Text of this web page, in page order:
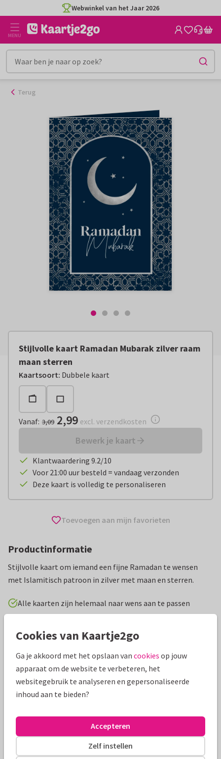
naar
inhoud
Webwinkel van het Jaar 2026
MENU
Terug
Stijlvolle kaart Ramadan Mubarak zilver raam
maan sterren
Kaartsoort: Dubbele kaart
Vanaf: € 2,99 excl. verzendkosten
Vanaf: 3,09 2,99 excl. verzendkosten
Bewerk je kaart
Klantwaardering 9.2/10
Voor 21:00 uur besteld = vandaag verzonden
Deze kaart is volledig te personaliseren
Toevoegen aan mijn favorieten
Productinformatie
Stijlvolle kaart om iemand een fijne Ramadan te wensen
met Islamitisch patroon in zilver met maan en sterren.
Alle kaarten zijn helemaal naar wens aan te passen
Religieuze kaarten Paperhugs - by Lidy
Specificaties bij deze kaart
Papiersoort: Kies uit 6 luxe papiersoorten
Adres: Achterop de kaart
Formaten
Cookies van Kaartje2go
Ga je akkoord met het opslaan van cookies op jouw
apparaat om de website te verbeteren, het
websitegebruik te analyseren en gepersonaliseerde
inhoud aan te bieden?
Zelf instellen
Accepteren